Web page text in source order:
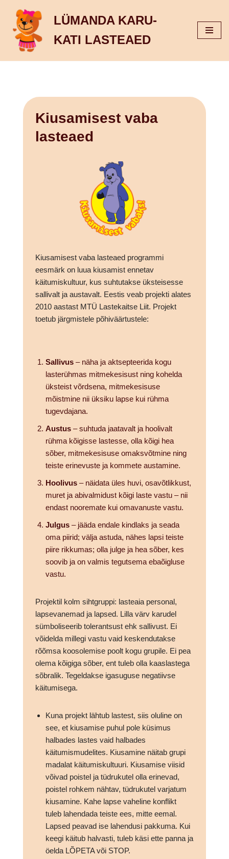
Skip
content
LÜMANDA KARU-
KATI LASTEAED
Kiusamisest vaba
lasteaed
Kiusamisest vaba lasteaed programmi
eesmärk on luua kiusamist ennetav
käitumiskultuur, kus suhtutakse üksteisesse
sallivalt ja austavalt. Eestis veab projekti alates
2010 aastast MTÜ Lastekaitse Liit. Projekt
toetub järgmistele põhiväärtustele:
Sallivus – näha ja aktsepteerida kogu
lasterühmas mitmekesisust ning kohelda
üksteist võrdsena, mitmekesisuse
mõistmine nii üksiku lapse kui rühma
tugevdajana.
Austus – suhtuda jaatavalt ja hoolivalt
rühma kõigisse lastesse, olla kõigi hea
sõber, mitmekesisuse omaksvõtmine ning
teiste erinevuste ja kommete austamine.
Hoolivus – näidata üles huvi, osavõtlikkust,
muret ja abivalmidust kõigi laste vastu – nii
endast nooremate kui omavanuste vastu.
Julgus – jääda endale kindlaks ja seada
oma piirid; välja astuda, nähes lapsi teiste
piire rikkumas; olla julge ja hea sõber, kes
soovib ja on valmis tegutsema ebaõigluse
vastu.
Projektil kolm sihtgruppi: lasteaia personal,
lapsevanemad ja lapsed. Lilla värv karudel
sümboliseerib tolerantsust ehk sallivust. Ei
võidelda millegi vastu vaid keskendutakse
rõõmsa koosolemise poolt kogu grupile. Ei pea
olema kõigiga sõber, ent tuleb olla kaaslastega
sõbralik. Tegeldakse igasuguse negatiivse
käitumisega.
Kuna projekt lähtub lastest, siis oluline on
see, et kiusamise puhul pole küsimus
halbades lastes vaid halbades
käitumismudelites. Kiusamine näitab grupi
madalat käitumiskultuuri. Kiusamise viisid
võivad poistel ja tüdrukutel olla erinevad,
poistel rohkem nähtav, tüdrukutel varjatum
kiusamine. Kahe lapse vaheline konflikt
tuleb lahendada teiste ees, mitte eemal.
Lapsed peavad ise lahendusi pakkuma. Kui
keegi käitub halvasti, tuleb käsi ette panna ja
öelda LÕPETA või STOP.